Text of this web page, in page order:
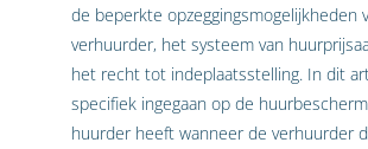
de beperkte opzeggingsmogelijkheden
verhuurder, het systeem van
het recht tot indeplaatsstelling. In dit
specifiek ingegaan op de
huurder heeft wanneer de verhuurder